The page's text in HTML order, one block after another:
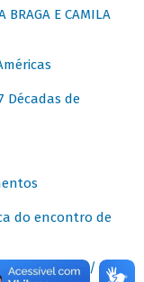
BRAGA E CAMILA
Décadas de
do encontro de
(QGQ) /